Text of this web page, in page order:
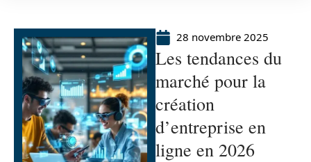
28 novembre 2025
Les tendances du
marché pour la
création
d’entreprise en
ligne en 2026